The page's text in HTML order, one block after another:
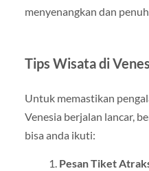
menyenangkan dan
Tips Wisata di
Untuk memastikan
Venesia berjalan lancar,
bisa anda ikuti:
Pesan Tiket